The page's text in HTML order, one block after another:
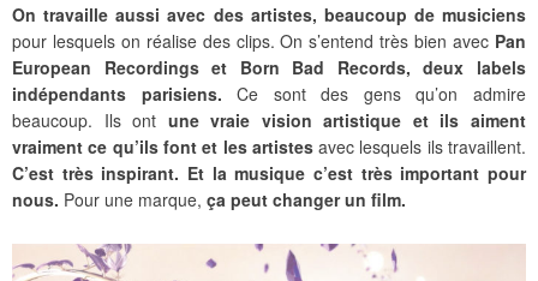
On travaille aussi avec des artistes, beaucoup de musiciens
pour lesquels on réalise des clips. On s’entend très bien avec Pan
European Recordings et Born Bad Records, deux labels
indépendants parisiens. Ce sont des gens qu’on admire
beaucoup. Ils ont une vraie vision artistique et ils aiment
vraiment ce qu’ils font et les artistesavec lesquels ils travaillent.
C’est très inspirant. Et la musique c’est très important pour
nous. Pour une marque, ça peut changer un film.